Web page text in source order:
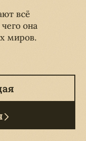
всё
она
миров.